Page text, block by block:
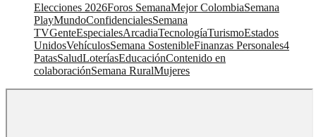
Elecciones 2026Foros SemanaMejor ColombiaSemana
PlayMundoConfidencialesSemana
TVGenteEspecialesArcadiaTecnologíaTurismoEstados
UnidosVehículosSemana SostenibleFinanzas Personales4
PatasSaludLoteríasEducaciónContenido en
colaboraciónSemana RuralMujeres